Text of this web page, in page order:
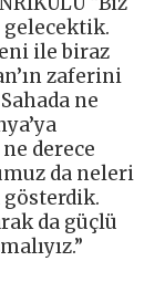
gelecektik.
ile biraz
zaferini
ne
derece
da neleri
gösterdik.
da güçlü